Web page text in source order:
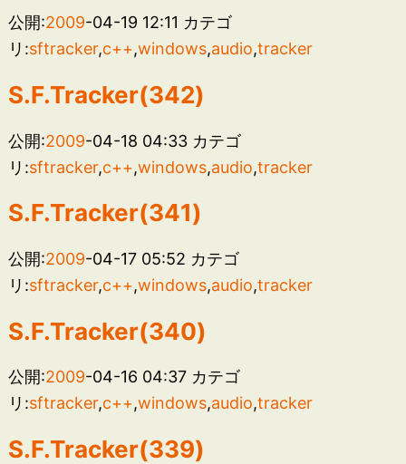
公開:2009-04-19 12:11 カテゴ
リ:sftracker,c++,windows,audio,tracker
S.F.Tracker(342)
公開:2009-04-18 04:33 カテゴ
リ:sftracker,c++,windows,audio,tracker
S.F.Tracker(341)
公開:2009-04-17 05:52 カテゴ
リ:sftracker,c++,windows,audio,tracker
S.F.Tracker(340)
公開:2009-04-16 04:37 カテゴ
リ:sftracker,c++,windows,audio,tracker
S.F.Tracker(339)